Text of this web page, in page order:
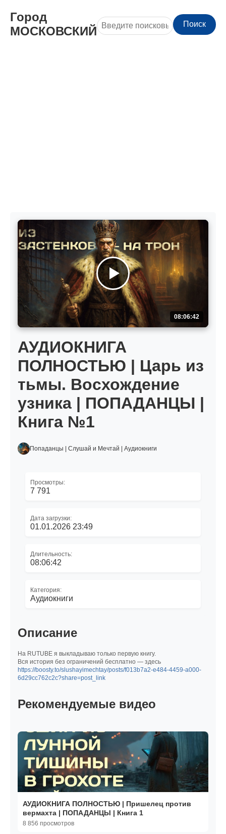
Город
МОСКОВСКИЙ
Поиск
08:06:42
АУДИОКНИГА
ПОЛНОСТЬЮ | Царь из
тьмы. Восхождение
узника | ПОПАДАНЦЫ |
Книга №1
Попаданцы | Слушай и Мечтай | Аудиокниги
Просмотры:
7 791
Дата загрузки:
01.01.2026 23:49
Длительность:
08:06:42
Категория:
Аудиокниги
Описание
На RUTUBE я выкладываю только первую книгу.
Вся история без ограничений бесплатно — здесь
https://boosty.to/slushayimechtay/posts/f013b7a2-e484-4459-a000-
6d29cc762c2c?share=post_link
Рекомендуемые видео
АУДИОКНИГА ПОЛНОСТЬЮ | Пришелец против
вермахта | ПОПАДАНЦЫ | Книга 1
8 856 просмотров